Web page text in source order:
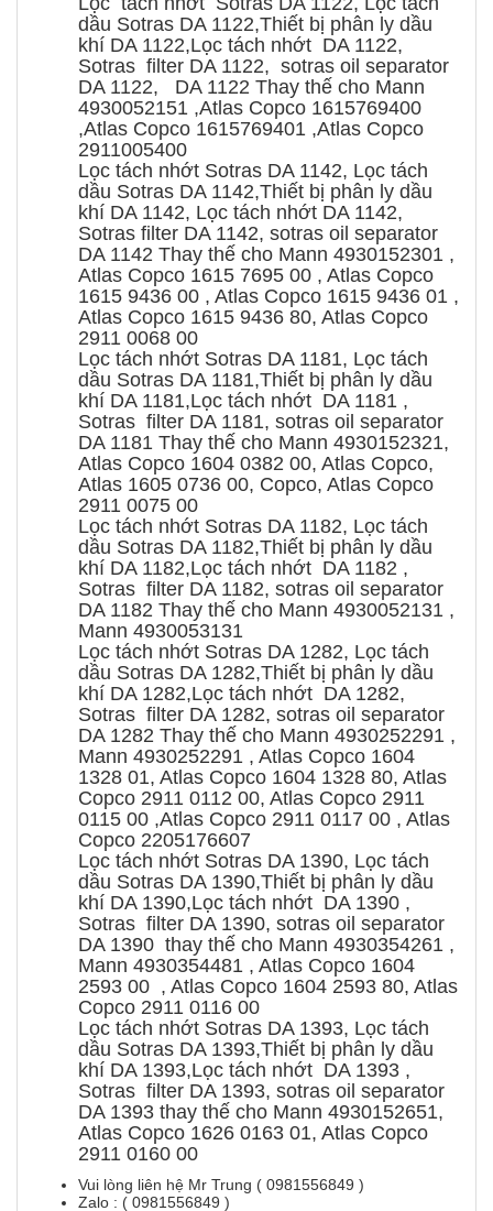
dầu Sotras DA 1122,Thiết bị phân ly dầu
khí DA 1122,Lọc tách nhớt DA 1122,
Sotras filter DA 1122, sotras oil separator
DA 1122, DA 1122 Thay thế cho Mann
4930052151 ,Atlas Copco 1615769400
,Atlas Copco 1615769401 ,Atlas Copco
2911005400
Lọc tách nhớt Sotras DA 1142, Lọc tách
dầu Sotras DA 1142,Thiết bị phân ly dầu
khí DA 1142, Lọc tách nhớt DA 1142,
Sotras filter DA 1142, sotras oil separator
DA 1142 Thay thế cho Mann 4930152301 ,
Atlas Copco 1615 7695 00 , Atlas Copco
1615 9436 00 , Atlas Copco 1615 9436 01 ,
Atlas Copco 1615 9436 80, Atlas Copco
2911 0068 00
Lọc tách nhớt Sotras DA 1181, Lọc tách
dầu Sotras DA 1181,Thiết bị phân ly dầu
khí DA 1181,Lọc tách nhớt DA 1181 ,
Sotras filter DA 1181, sotras oil separator
DA 1181 Thay thế cho Mann 4930152321,
Atlas Copco 1604 0382 00, Atlas Copco,
Atlas 1605 0736 00, Copco, Atlas Copco
2911 0075 00
Lọc tách nhớt Sotras DA 1182, Lọc tách
dầu Sotras DA 1182,Thiết bị phân ly dầu
khí DA 1182,Lọc tách nhớt DA 1182 ,
Sotras filter DA 1182, sotras oil separator
DA 1182 Thay thế cho Mann 4930052131 ,
Mann 4930053131
Lọc tách nhớt Sotras DA 1282, Lọc tách
dầu Sotras DA 1282,Thiết bị phân ly dầu
khí DA 1282,Lọc tách nhớt DA 1282,
Sotras filter DA 1282, sotras oil separator
DA 1282 Thay thế cho Mann 4930252291 ,
Mann 4930252291 , Atlas Copco 1604
1328 01, Atlas Copco 1604 1328 80, Atlas
Copco 2911 0112 00, Atlas Copco 2911
0115 00 ,Atlas Copco 2911 0117 00 , Atlas
Copco 2205176607
Lọc tách nhớt Sotras DA 1390, Lọc tách
dầu Sotras DA 1390,Thiết bị phân ly dầu
khí DA 1390,Lọc tách nhớt DA 1390 ,
Sotras filter DA 1390, sotras oil separator
DA 1390 thay thế cho Mann 4930354261 ,
Mann 4930354481 , Atlas Copco 1604
2593 00 , Atlas Copco 1604 2593 80, Atlas
Copco 2911 0116 00
Lọc tách nhớt Sotras DA 1393, Lọc tách
dầu Sotras DA 1393,Thiết bị phân ly dầu
khí DA 1393,Lọc tách nhớt DA 1393 ,
Sotras filter DA 1393, sotras oil separator
DA 1393 thay thế cho Mann 4930152651,
Atlas Copco 1626 0163 01, Atlas Copco
2911 0160 00
Vui lòng liên hệ Mr Trung ( 0981556849 )
Zalo : ( 0981556849 )